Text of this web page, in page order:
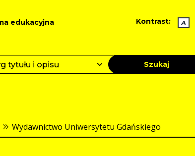
edukacyjna Kontrast: A
Szukaj
Wydawnictwo Uniwersytetu Gdańskiego